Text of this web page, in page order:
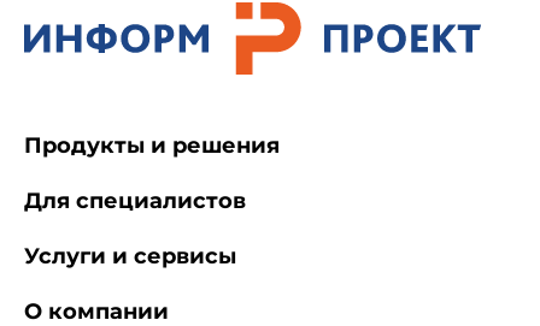
Продукты и решения
Для специалистов
Услуги и сервисы
О компании